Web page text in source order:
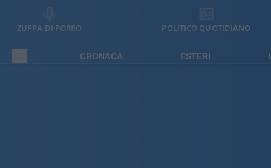
ZUPPA DI PORRO POLITICO QUOTIDIANO
CRONACA ESTERI